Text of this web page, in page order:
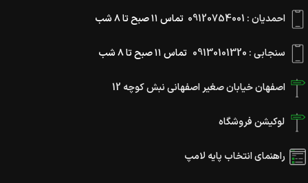
احمدیان : 09120754001 تماس ۱۱ صبح تا ۸ شب
سنجابی : 09130101320 تماس ۱۱ صبح تا ۸ شب
اصفهان خیابان صغیر اصفهانی نبش کوچه 12
لوکیشن فروشگاه
راهنمای انتخاب پایه لامپ